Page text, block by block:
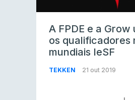
A FPDE e a
os qualificadores
mundiais IeSF
TEKKEN 21 out 2019